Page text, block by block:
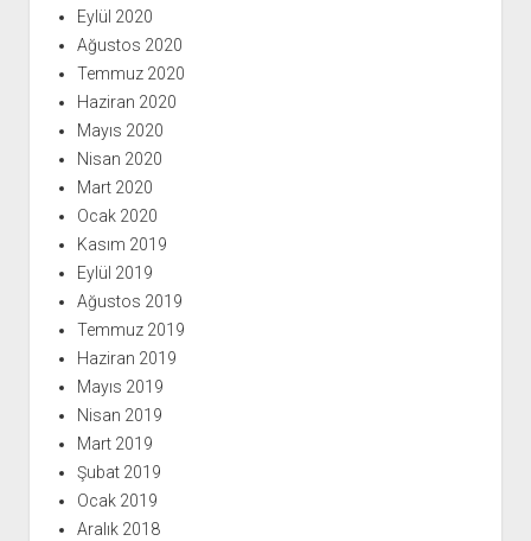
Eylül 2020
Ağustos 2020
Temmuz 2020
Haziran 2020
Mayıs 2020
Nisan 2020
Mart 2020
Ocak 2020
Kasım 2019
Eylül 2019
Ağustos 2019
Temmuz 2019
Haziran 2019
Mayıs 2019
Nisan 2019
Mart 2019
Şubat 2019
Ocak 2019
Aralık 2018